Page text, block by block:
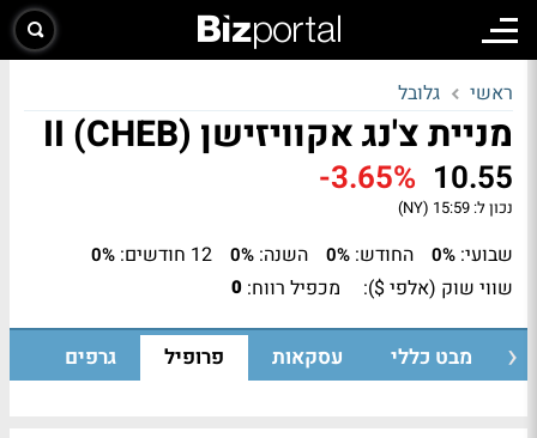
ראשי גלובל
מניית צ'נג אקוויזישן II (CHEB)
10.55
-3.65%
נכון ל: 15:59 (NY)
שבועי: 0% החודש: 0% השנה: 0% 12 חודשים: 0%
שווי שוק (אלפי $): מכפיל רווח: 0
מבט כללי עסקאות פרופיל גרפים